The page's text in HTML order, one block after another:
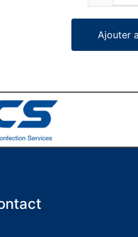
Ajouter